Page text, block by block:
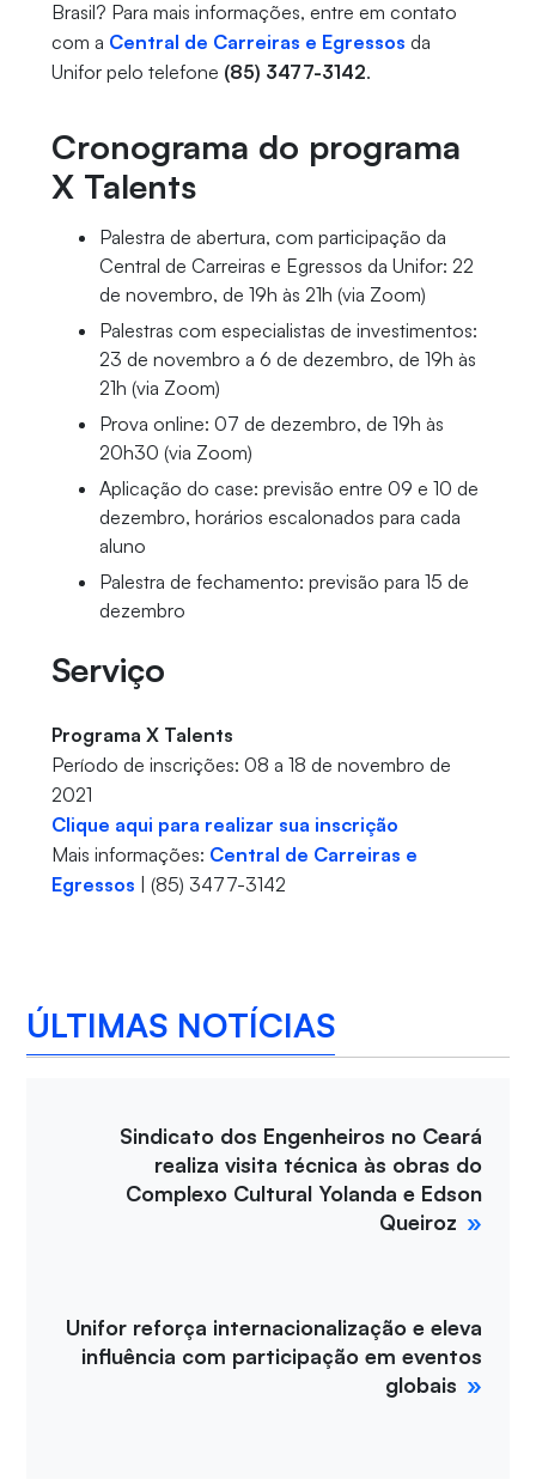
Brasil? Para mais informações, entre em contato
com a Central de Carreiras e Egressos da
Unifor pelo telefone (85) 3477-3142.
Cronograma do programa
X Talents
Palestra de abertura, com participação da
Central de Carreiras e Egressos da Unifor: 22
de novembro, de 19h às 21h (via Zoom)
Palestras com especialistas de investimentos:
23 de novembro a 6 de dezembro, de 19h às
21h (via Zoom)
Prova online: 07 de dezembro, de 19h às
20h30 (via Zoom)
Aplicação do case: previsão entre 09 e 10 de
dezembro, horários escalonados para cada
aluno
Palestra de fechamento: previsão para 15 de
dezembro
Serviço
Programa X Talents
Período de inscrições: 08 a 18 de novembro de
2021
Clique aqui para realizar sua inscrição
Mais informações: Central de Carreiras e
Egressos | (85) 3477-3142
ÚLTIMAS NOTÍCIAS
Sindicato dos Engenheiros no Ceará
realiza visita técnica às obras do
Complexo Cultural Yolanda e Edson
Queiroz
Unifor reforça internacionalização e eleva
influência com participação em eventos
globais